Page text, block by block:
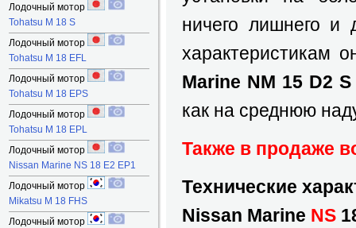
ничего лишнего и
характеристикам
Marine NM 15 D2 S
как на среднюю
Также в продаже
Технические
Nissan Marine NS
Лодочный мотор
Tohatsu M 18 S
Лодочный мотор
Tohatsu M 18 EFL
Лодочный мотор
Tohatsu M 18 EPS
Лодочный мотор
Tohatsu M 18 EPL
Лодочный мотор
Nissan Marine NS 18 E2 EP1
Лодочный мотор
Mikatsu M 18 FHS
Лодочный мотор